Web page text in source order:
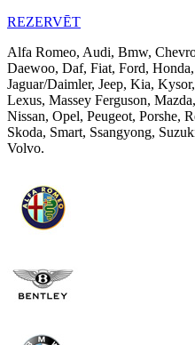
REZERVĒT
Alfa Romeo, Audi, Bmw,
Daewoo, Daf, Fiat, Ford,
Jaguar/Daimler, Jeep, Kia,
Lexus, Massey Ferguson,
Nissan, Opel, Peugeot, Porshe,
Skoda, Smart, Ssangyong,
Volvo.